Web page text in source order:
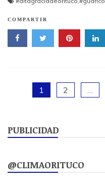
COMPARTIR
Paginación
entradas
1 2 …
PUBLICIDAD
@CLIMAORITUCO